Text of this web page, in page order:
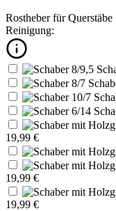
Rostheber für Querstäbe
Reinigung:
19,99 €
19,99 €
19,99 €